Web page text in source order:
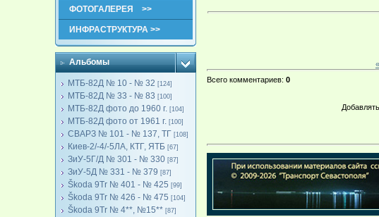
ФОТОГАЛЕРЕЯ >>
ИНФРАСТРУКТУРА >>
Альбомы
МТБ-82Д № 10 - № 32 [124]
МТБ-82Д № 33 - № 83 [100]
МТБ-82Д фото до 1960 г. [104]
МТБ-82Д фото от 1961 г. [100]
СВАРЗ № 101 - № 137, ТГ [108]
Киев-2/-4/-5ЛА, КТГ, ЯТБ [67]
ЗиУ-5Г/Д № 301 - № 330 [87]
ЗиУ-5Д № 331 - № 379 [87]
Škoda 9Tr № 401 - № 425 [99]
Škoda 9Tr № 426 - № 475 [104]
Škoda 9Tr № 4**, №15** [87]
Всего комментариев:0